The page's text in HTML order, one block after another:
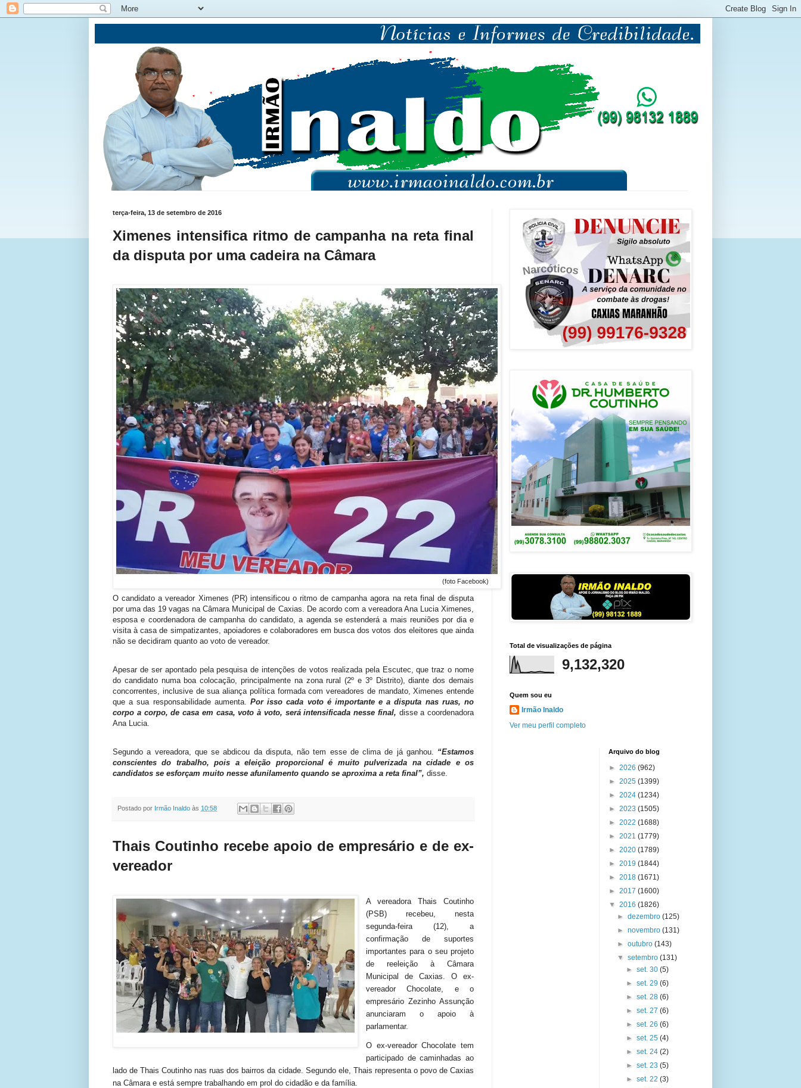
terça-feira, 13 de setembro de 2016
Ximenes intensifica ritmo de campanha na reta final
da disputa por uma cadeira na Câmara
(foto Facebook)
O candidato a vereador Ximenes (PR) intensificou o ritmo de campanha agora na reta final de disputa
por uma das 19 vagas na Câmara Municipal de Caxias. De acordo com a vereadora Ana Lucia Ximenes,
esposa e coordenadora de campanha do candidato, a agenda se estenderá a mais reuniões por dia e
visita à casa de simpatizantes, apoiadores e colaboradores em busca dos votos dos eleitores que ainda
não se decidiram quanto ao voto de vereador.
Apesar de ser apontado pela pesquisa de intenções de votos realizada pela Escutec, que traz o nome
do candidato numa boa colocação, principalmente na zona rural (2º e 3º Distrito), diante dos demais
concorrentes, inclusive de sua aliança política formada com vereadores de mandato, Ximenes entende
que a sua responsabilidade aumenta.
Por isso cada voto é importante e a disputa nas ruas, no
corpo a corpo, de casa em casa, voto à voto, será intensificada nesse final, disse a coordenadora
Ana Lucia.
Segundo a vereadora, que seabdicou da disputa, não tem esse de clima de já ganhou. “Estamos
conscientes do trabalho, pois a eleição proporcional é muito pulverizada na cidade e os
candidatos se esforçam muito nesse afunilamento quando se aproxima a reta final”, disse.
Postado por Irmão Inaldo às 10:58
Thais Coutinho recebe apoio de empresário e de ex-
vereador
A vereadora Thais Coutinho
(PSB) recebeu, nesta
segunda-feira (12), a
confirmação de suportes
importantes para o seu projeto
de reeleição à Câmara
Municipal de Caxias.O ex-
vereador Chocolate, e o
empresário Zezinho Assunção
anunciaram o apoio à
parlamentar.
O ex-vereador Chocolate tem
participado de caminhadas ao
lado de Thais Coutinho nas ruas dos bairros da cidade. Segundo ele, Thais representa o povo de Caxias
na Câmara e está sempre trabalhando em prol do cidadão e da família.
Total de visualizações de página
9,132,320
Quem sou eu
Irmão Inaldo
Ver meu perfil completo
Arquivo do blog
► 2026 (962)
► 2025 (1399)
► 2024 (1234)
► 2023 (1505)
► 2022 (1688)
► 2021 (1779)
► 2020 (1789)
► 2019 (1844)
► 2018 (1671)
► 2017 (1600)
▼ 2016 (1826)
►dezembro(125)
►novembro(131)
►outubro(143)
▼setembro(131)
► set. 30 (5)
► set. 29 (6)
► set. 28 (6)
► set. 27 (6)
► set. 26 (6)
► set. 25 (4)
► set. 24 (2)
► set. 23 (5)
► set. 22 (3)